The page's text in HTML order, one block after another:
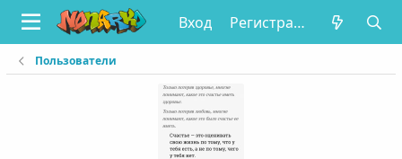
Вход Регистрация
Пользователи